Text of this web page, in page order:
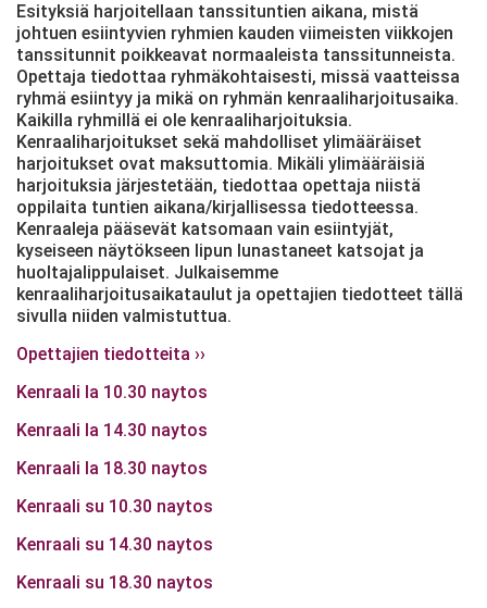
Esityksiä harjoitellaan tanssituntien aikana, mistä
johtuen esiintyvien ryhmien kauden viimeisten viikkojen
tanssitunnit poikkeavat normaaleista tanssitunneista.
Opettaja tiedottaa ryhmäkohtaisesti, missä vaatteissa
ryhmä esiintyy ja mikä on ryhmän kenraaliharjoitusaika.
Kaikilla ryhmillä ei ole kenraaliharjoituksia.
Kenraaliharjoitukset sekä mahdolliset ylimääräiset
harjoitukset ovat maksuttomia. Mikäli ylimääräisiä
harjoituksia järjestetään, tiedottaa opettaja niistä
oppilaita tuntien aikana/kirjallisessa tiedotteessa.
Kenraaleja pääsevät katsomaan vain esiintyjät,
kyseiseen näytökseen lipun lunastaneet katsojat ja
huoltajalippulaiset. Julkaisemme
kenraaliharjoitusaikataulut ja opettajien tiedotteet tällä
sivulla niiden valmistuttua.
Opettajien tiedotteita ››
Kenraali la 10.30 naytos
Kenraali la 14.30 naytos
Kenraali la 18.30 naytos
Kenraali su 10.30 naytos
Kenraali su 14.30 naytos
Kenraali su 18.30 naytos